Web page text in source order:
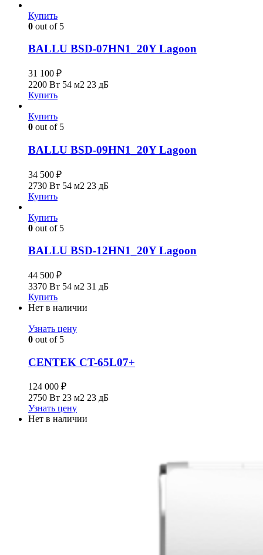
Купить
0 out of 5
BALLU BSD-07HN1_20Y Lagoon
31 100 ₽
2200 Вт 54 м2 23 дБ
Купить
Купить
0 out of 5
BALLU BSD-09HN1_20Y Lagoon
34 500 ₽
2730 Вт 54 м2 23 дБ
Купить
Купить
0 out of 5
BALLU BSD-12HN1_20Y Lagoon
44 500 ₽
3370 Вт 54 м2 31 дБ
Купить
Нет в наличии
Узнать цену
0 out of 5
CENTEK CT-65L07+
124 000 ₽
2750 Вт 23 м2 23 дБ
Узнать цену
Нет в наличии